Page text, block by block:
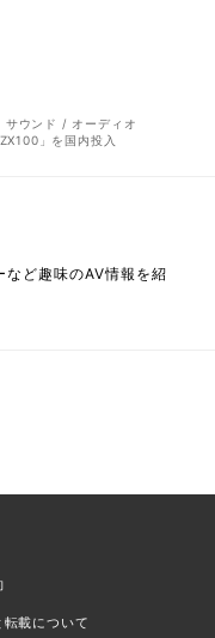
サウンド / オーディオ
」を国内投入
など趣味のAV情報を紹
載について